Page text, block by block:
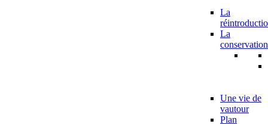
La
La
conservation
Une vie de
vautour
Plan